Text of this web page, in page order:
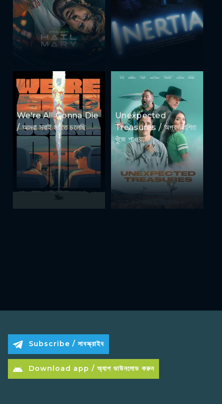
We're All Gonna Die
/ আমরা সবাই মরতে চলেছি
Unexpected
Treasures / অপ্রত্যাশিত
খুঁজে পাওয়া
Subscribe / সাবস্ক্রাইব
Download app / অ্যাপ ডাউনলোড করুন